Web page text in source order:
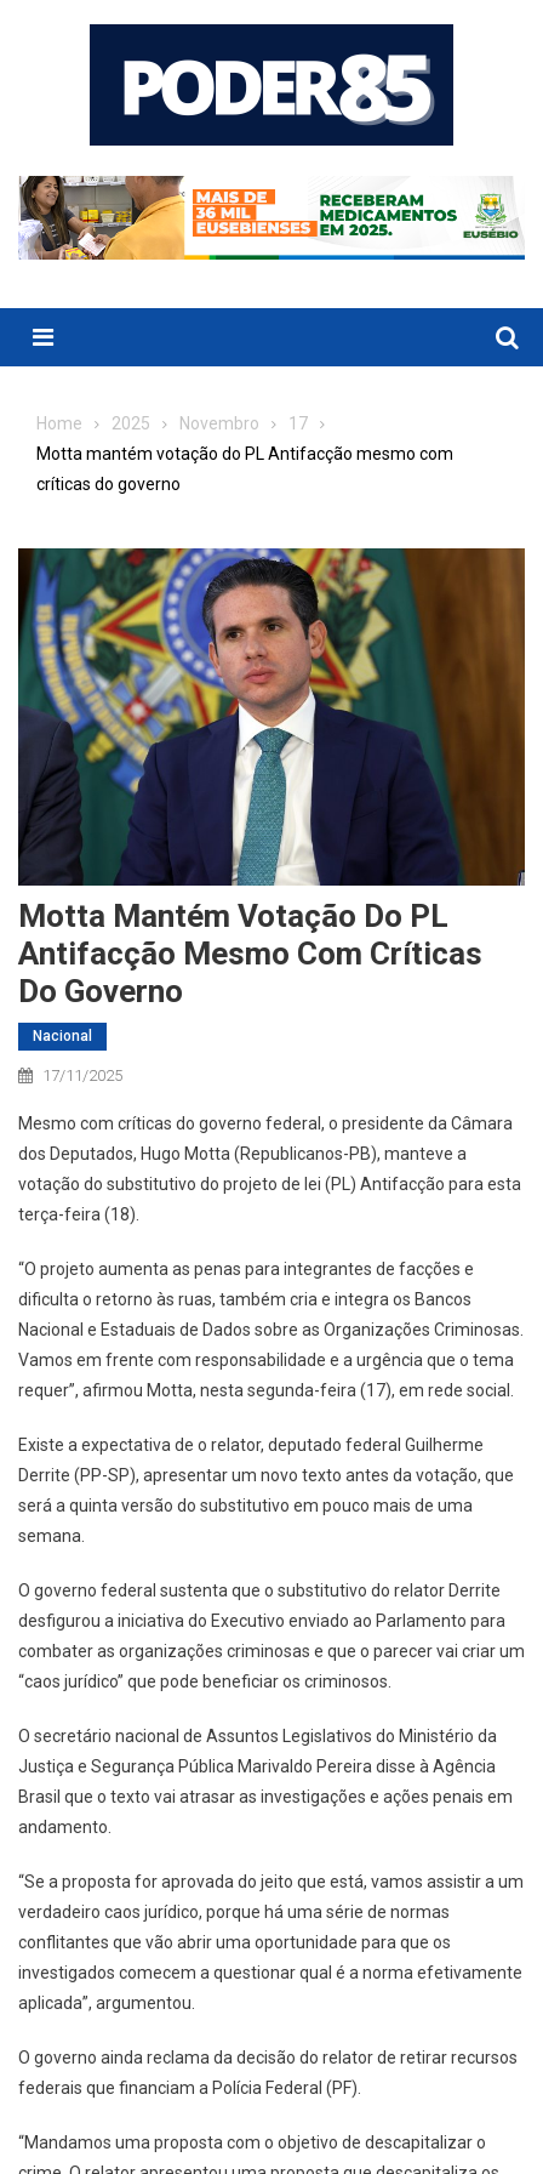
Menu
Home 2025 Novembro
17
Motta mantém votação do PL Antifacção mesmo com
críticas do governo
Motta Mantém Votação Do PL
Antifacção Mesmo Com Críticas
Do Governo
Nacional
17/11/2025
Mesmo com críticas do governo federal, o presidente da Câmara
dos Deputados, Hugo Motta (Republicanos-PB), manteve a
votação do substitutivo do projeto de lei (PL) Antifacção para esta
terça-feira (18).
“O projeto aumenta as penas para integrantes de facções e
dificulta o retorno às ruas, também cria e integra os Bancos
Nacional e Estaduais de Dados sobre as Organizações Criminosas.
Vamos em frente com responsabilidade e a urgência que o tema
requer”, afirmou Motta, nesta segunda-feira (17), em rede social.
Existe a expectativa de o relator, deputado federal Guilherme
Derrite (PP-SP), apresentar um novo texto antes da votação, que
será a quinta versão do substitutivo em pouco mais de uma
semana.
O governo federal sustenta que o substitutivo do relator Derrite
desfigurou a iniciativa do Executivo enviado ao Parlamento para
combater as organizações criminosas e que o parecer vai criar um
“caos jurídico” que pode beneficiar os criminosos.
O secretário nacional de Assuntos Legislativos do Ministério da
Justiça e Segurança Pública Marivaldo Pereira disse à Agência
Brasil que o texto vai atrasar as investigações e ações penais em
andamento.
“Se a proposta for aprovada do jeito que está, vamos assistir a um
verdadeiro caos jurídico, porque há uma série de normas
conflitantes que vão abrir uma oportunidade para que os
investigados comecem a questionar qual é a norma efetivamente
aplicada”, argumentou.
O governo ainda reclama da decisão do relator de retirar recursos
federais que financiam a Polícia Federal (PF).
“Mandamos uma proposta com o objetivo de descapitalizar o